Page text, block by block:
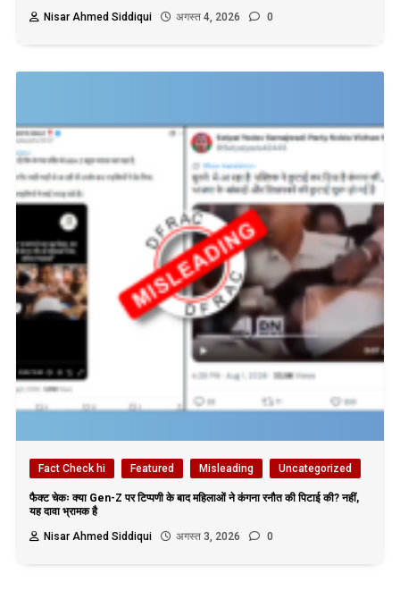
Nisar Ahmed Siddiqui
अगस्त 4, 2026 0
Fact Check hi Featured Misleading Uncategorized
फैक्ट चेकः क्या Gen-Z पर टिप्पणी के बाद महिलाओं ने कंगना रनौत की पिटाई की? नहीं,
यह दावा भ्रामक है
Nisar Ahmed Siddiqui
अगस्त 3, 2026 0